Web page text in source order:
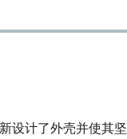
设计了外壳并使其坚